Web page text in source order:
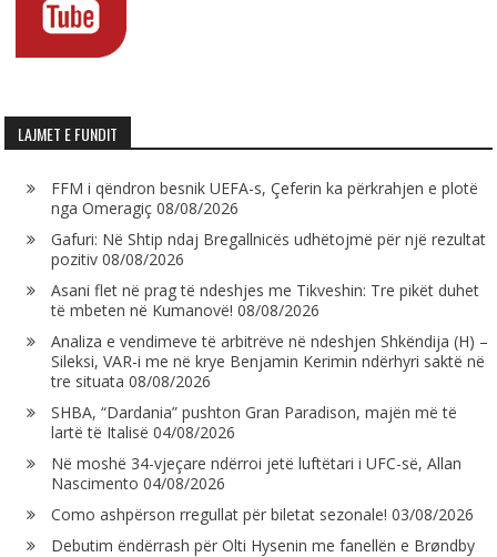
LAJMET E FUNDIT
FFM i qëndron besnik UEFA-s, Çeferin ka përkrahjen e plotë
nga Omeragiç 08/08/2026
Gafuri: Në Shtip ndaj Bregallnicës udhëtojmë për një rezultat
pozitiv 08/08/2026
Asani flet në prag të ndeshjes me Tikveshin: Tre pikët duhet
të mbeten në Kumanovë! 08/08/2026
Analiza e vendimeve të arbitrëve në ndeshjen Shkëndija (H) –
Sileksi, VAR-i me në krye Benjamin Kerimin ndërhyri saktë në
tre situata 08/08/2026
SHBA, “Dardania” pushton Gran Paradison, majën më të
lartë të Italisë 04/08/2026
Në moshë 34-vjeçare ndërroi jetë luftëtari i UFC-së, Allan
Nascimento 04/08/2026
Como ashpërson rregullat për biletat sezonale! 03/08/2026
Debutim ëndërrash për Olti Hysenin me fanellën e Brøndby